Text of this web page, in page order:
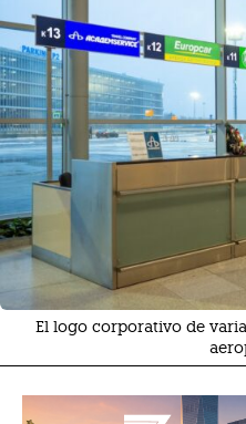
El logo corporativo de